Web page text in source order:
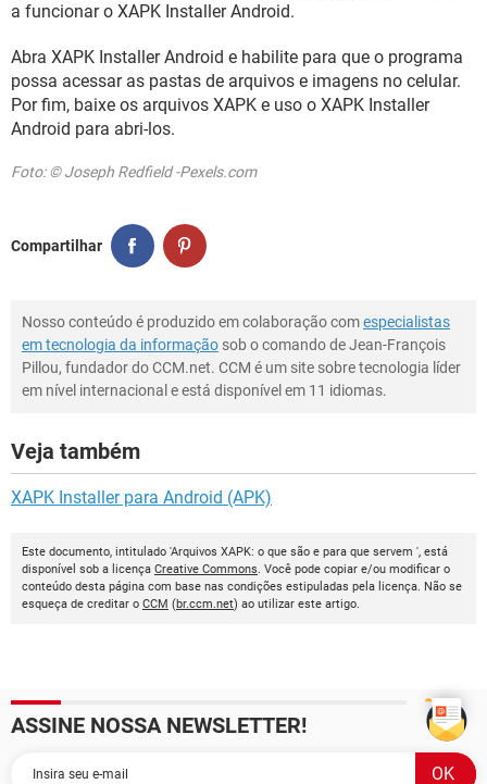
a funcionar o XAPK Installer Android.
Abra XAPK Installer Android e habilite para que o programa
possa acessar as pastas de arquivos e imagens no celular.
Por fim, baixe os arquivos XAPK e uso o XAPK Installer
Android para abri-los.
Foto: © Joseph Redfield -Pexels.com
Compartilhar
Nosso conteúdo é produzido em colaboração comespecialistas
em tecnologia da informação sob o comando de Jean-François
Pillou, fundador do CCM.net. CCM é um site sobre tecnologia líder
em nível internacional e está disponível em 11 idiomas.
Veja também
XAPK Installer para Android (APK)
Este documento, intitulado 'Arquivos XAPK: o que são e para que servem ', está
disponível sob a licença Creative Commons. Você pode copiar e/ou modificar o
conteúdo desta página com base nas condições estipuladas pela licença. Não se
esqueça de creditar o CCM (br.ccm.net) ao utilizar este artigo.
ASSINE NOSSA NEWSLETTER!